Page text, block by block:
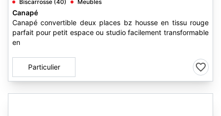
Biscarrosse (40) Meubles
Canapé
Canapé convertible deux places bz housse en tissu rouge
parfait pour petit espace ou studio facilement transformable
en
Particulier